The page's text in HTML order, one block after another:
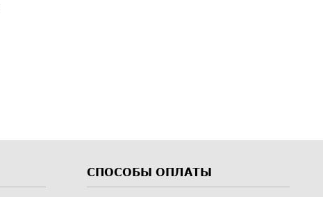
СПОСОБЫ ОПЛАТЫ